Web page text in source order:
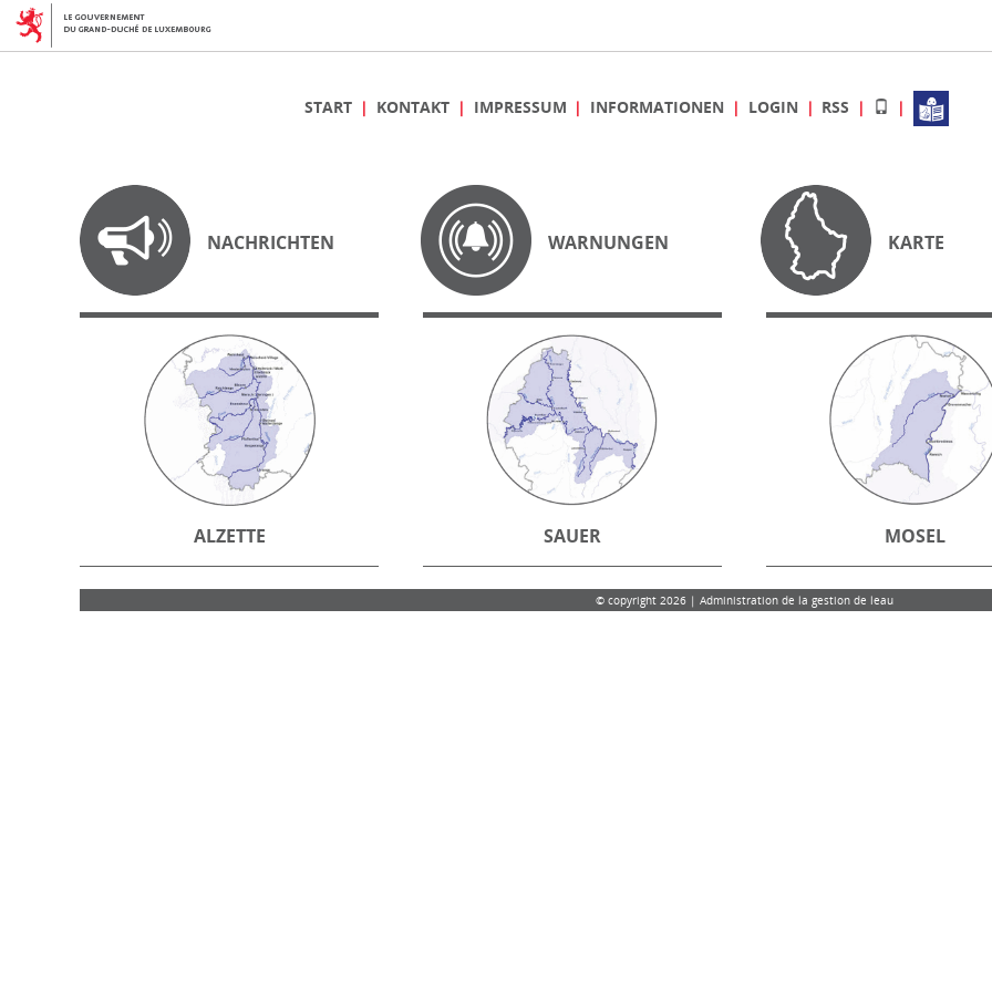
START KONTAKT IMPRESSUM INFORMATIONEN LOGIN RSS
NACHRICHTEN WARNUNGEN KARTE
ALZETTE SAUER MOSEL
© copyright 2026 | Administration de la gestion de leau